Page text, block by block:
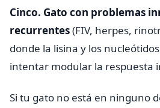
Cinco. Gato con problemas
recurrentes(FIV, herpes,
donde la lisina y los
intentar modular la respuesta
Si tu gato no está en ninguno